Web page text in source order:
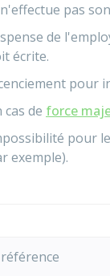
pas
de
écrite.
pour
cas de force
pour
exemple).